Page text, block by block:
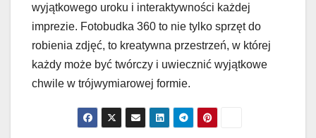
wyjątkowego uroku i interaktywności każdej
imprezie. Fotobudka 360 to nie tylko sprzęt do
robienia zdjęć, to kreatywna przestrzeń, w której
każdy może być twórczy i uwiecznić wyjątkowe
chwile w trójwymiarowej formie.